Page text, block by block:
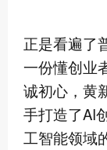
正是看遍了
一份懂创业
诚初心，黄
手打造了AI
工智能领域